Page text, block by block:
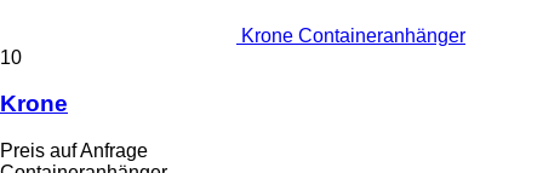
Krone Containeranhänger
10
Krone
Preis auf Anfrage